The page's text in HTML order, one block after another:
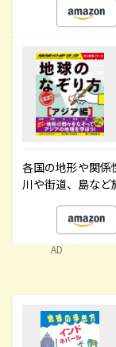
各国の地形や関係
川や街道、島など
AD